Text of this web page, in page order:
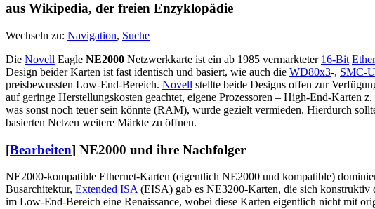
aus Wikipedia, der freien Enzyklopädie
Wechseln zu: Navigation, Suche
Die Novell Eagle NE2000 Netzwerkkarte ist ein ab 1985 vermarkteter 16-Bit
Design beider Karten ist fast identisch und basiert, wie auch die WD80x3-, SMC-
preisbewussten Low-End-Bereich. Novell stellte beide Designs offen zur
auf geringe Herstellungskosten geachtet, eigene Prozessoren – High-End-Karten
was sonst noch teuer sein könnte (RAM), wurde gezielt vermieden. Hierdurch
basierten Netzen weitere Märkte zu öffnen.
[Bearbeiten] NE2000 und ihre Nachfolger
NE2000-kompatible Ethernet-Karten (eigentlich NE2000 und kompatible)
Busarchitektur, Extended ISA (EISA) gab es NE3200-Karten, die sich
im Low-End-Bereich eine Renaissance, wobei diese Karten eigentlich nicht mit